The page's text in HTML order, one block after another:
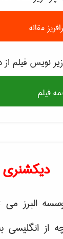
مقاله
نویس فیلم
فیلم
دیکشنری
البرز می
انگلیسی